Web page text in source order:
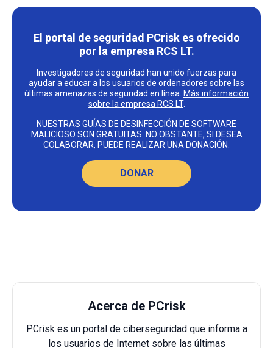
El portal de seguridad PCrisk es ofrecido
por la empresa RCS LT.
Investigadores de seguridad han unido fuerzas para
ayudar a educar a los usuarios de ordenadores sobre las
últimas amenazas de seguridad en línea. Más información
sobre la empresa RCS LT.
NUESTRAS GUÍAS DE DESINFECCIÓN DE SOFTWARE
MALICIOSO SON GRATUITAS. NO OBSTANTE, SI DESEA
COLABORAR, PUEDE REALIZAR UNA DONACIÓN.
DONAR
Acerca de PCrisk
PCrisk es un portal de ciberseguridad que informa a
los usuarios de Internet sobre las últimas